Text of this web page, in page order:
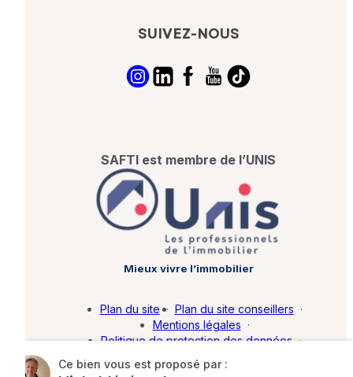
Ce bien vous est proposé par :
SUIVEZ-NOUS
SAFTI est membre de l’UNIS
Mieux vivre l’immobilier
Plan du site · Plan du site conseillers ·
Mentions légales ·
Politique de protection des données ·